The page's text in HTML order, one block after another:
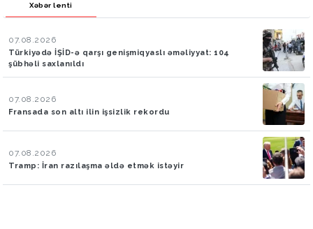
Xəbər lenti
07.08.2026
Türkiyədə İŞİD-ə qarşı genişmiqyaslı əməliyyat: 104
şübhəli saxlanıldı
07.08.2026
Fransada son altı ilin işsizlik rekordu
07.08.2026
Tramp: İran razılaşma əldə etmək istəyir